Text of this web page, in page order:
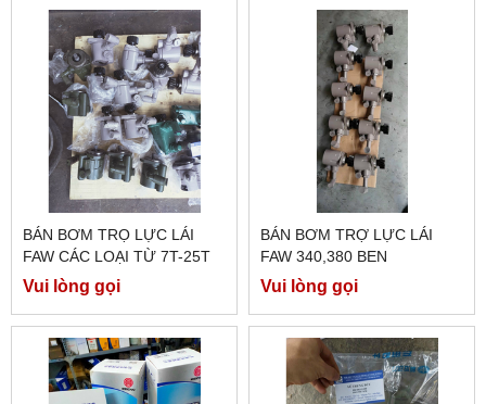
BÁN BƠM TRỌ LỰC LÁI
FAW CÁC LOẠI TỪ 7T-25T
Vui lòng gọi
BÁN BƠM TRỢ LỰC LÁI
FAW 340,380 BEN
Vui lòng gọi